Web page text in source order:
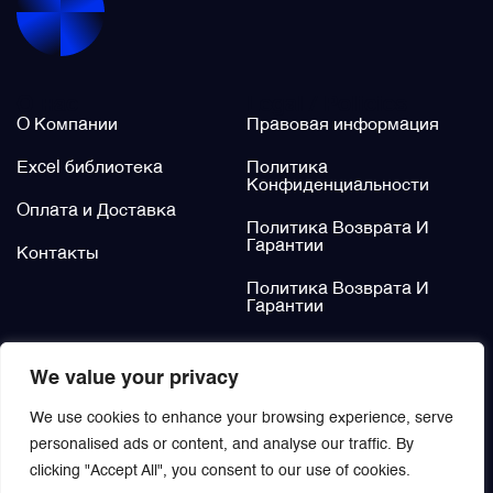
We value your privacy
We use cookies to enhance your browsing experience, serve
personalised ads or content, and analyse our traffic. By
clicking "Accept All", you consent to our use of cookies.
О Компании
Excel библиотека
Оплата и Доставка
Контакты
Правовая информация
Политика
Конфиденциальности
Политика Возврата И
Гарантии
Политика Возврата И
Гарантии
Щётки (угольные щётки)